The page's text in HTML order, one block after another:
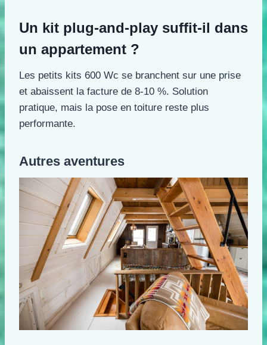
Un kit plug-and-play suffit-il dans
un appartement ?
Les petits kits 600 Wc se branchent sur une prise
et abaissent la facture de 8-10 %. Solution
pratique, mais la pose en toiture reste plus
performante.
Autres aventures